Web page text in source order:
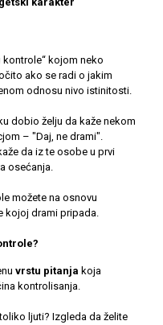
kontrole“ kojom neko
ako se radi o jakim
odnosu nivo istinitosti.
dobio želju da kaže nekom
– "Daj, ne drami".
da iz te osobe u prvi
osećanja.
možete na osnovu
kojoj drami pripada.
vrstu pitanja koja
kontrolisanja.
ljuti? Izgleda da želite